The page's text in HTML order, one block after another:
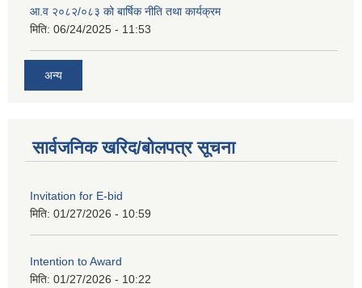
आ.व २०८२/०८३ को बार्षिक नीति तथा कार्यक्रम
मिति: 06/24/2025 - 11:53
अन्य
सार्वजनिक खरिद/बोलपत्र सूचना
Invitation for E-bid
मिति: 01/27/2026 - 10:59
Intention to Award
मिति: 01/27/2026 - 10:22